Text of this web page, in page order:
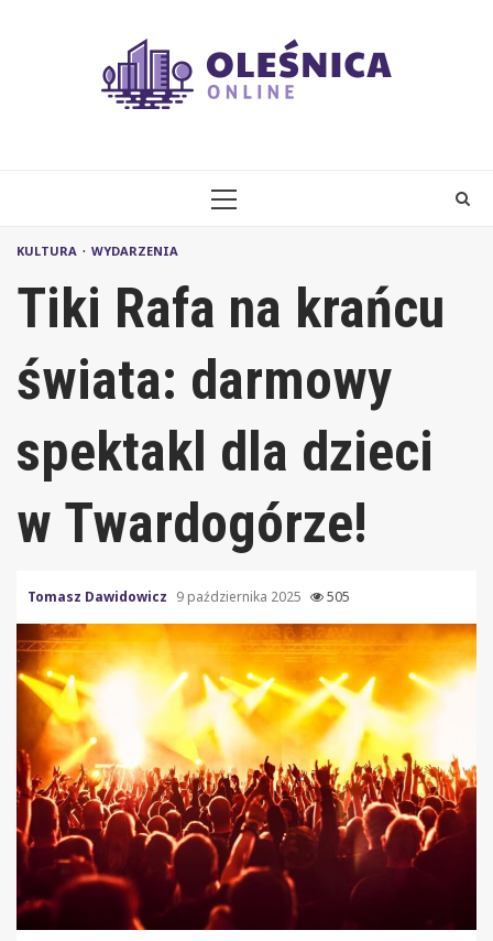
PRIMARY
KULTURA WYDARZENIA
Tiki Rafa na krańcu
świata: darmowy
spektakl dla dzieci
w Twardogórze!
Tomasz Dawidowicz 9 października 2025 505